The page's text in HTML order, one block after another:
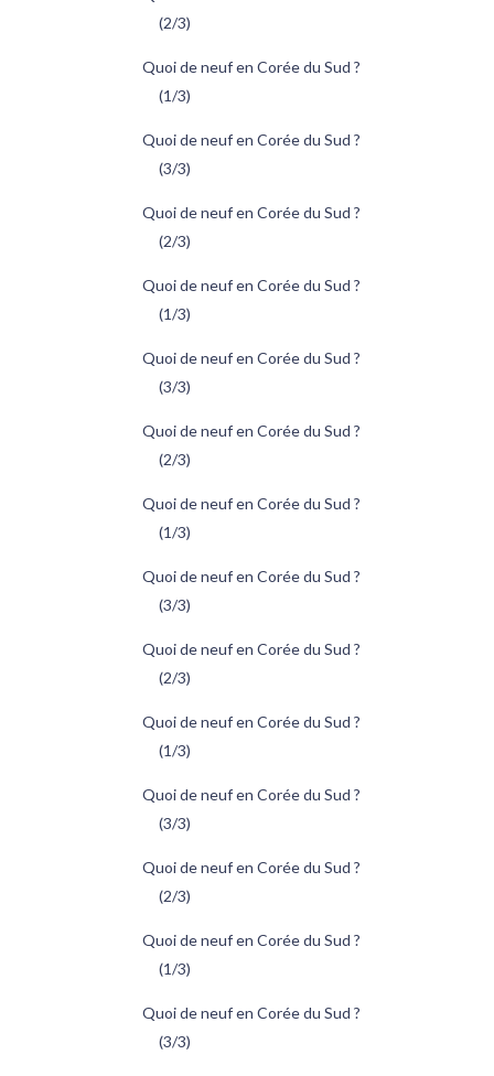
(2/3)
Quoi de neuf en Corée du Sud ?
(1/3)
Quoi de neuf en Corée du Sud ?
(3/3)
Quoi de neuf en Corée du Sud ?
(2/3)
Quoi de neuf en Corée du Sud ?
(1/3)
Quoi de neuf en Corée du Sud ?
(3/3)
Quoi de neuf en Corée du Sud ?
(2/3)
Quoi de neuf en Corée du Sud ?
(1/3)
Quoi de neuf en Corée du Sud ?
(3/3)
Quoi de neuf en Corée du Sud ?
(2/3)
Quoi de neuf en Corée du Sud ?
(1/3)
Quoi de neuf en Corée du Sud ?
(3/3)
Quoi de neuf en Corée du Sud ?
(2/3)
Quoi de neuf en Corée du Sud ?
(1/3)
Quoi de neuf en Corée du Sud ?
(3/3)